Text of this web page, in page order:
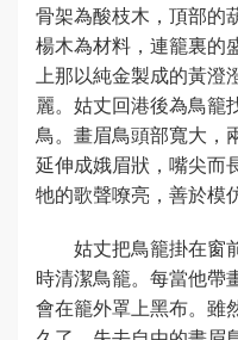
骨架為酸枝木，頂部的
楊木為材料，連籠裏的
上那以純金製成的黃澄
麗。姑丈回港後為鳥籠
鳥。畫眉鳥頭部寬大，
延伸成娥眉狀，嘴尖而
牠的歌聲嘹亮，善於模
姑丈把鳥籠掛在窗
時清潔鳥籠。每當他帶
會在籠外罩上黑布。雖